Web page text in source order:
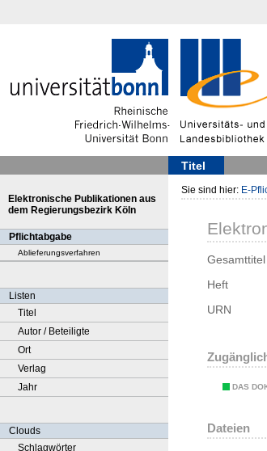
Titel
Elektronische Publikationen aus
dem Regierungsbezirk Köln
Pflichtabgabe
Ablieferungsverfahren
Listen
Titel
Autor / Beteiligte
Ort
Verlag
Jahr
Clouds
Schlagwörter
Sie sind hier: E-
Gesamttitel
Heft
URN
DAS
Dateien